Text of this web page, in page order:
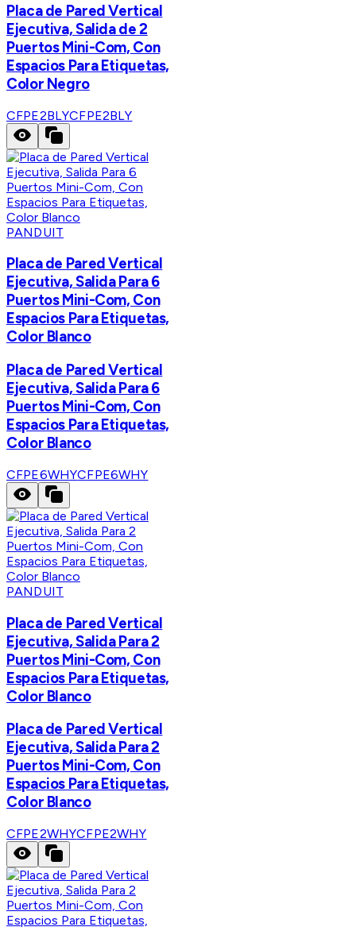
Placa de Pared Vertical
Ejecutiva, Salida de 2
Puertos Mini-Com, Con
Espacios Para Etiquetas,
Color Negro
CFPE2BLYCFPE2BLY
PANDUIT
Placa de Pared Vertical
Ejecutiva, Salida Para 6
Puertos Mini-Com, Con
Espacios Para Etiquetas,
Color Blanco
Placa de Pared Vertical
Ejecutiva, Salida Para 6
Puertos Mini-Com, Con
Espacios Para Etiquetas,
Color Blanco
CFPE6WHYCFPE6WHY
PANDUIT
Placa de Pared Vertical
Ejecutiva, Salida Para 2
Puertos Mini-Com, Con
Espacios Para Etiquetas,
Color Blanco
Placa de Pared Vertical
Ejecutiva, Salida Para 2
Puertos Mini-Com, Con
Espacios Para Etiquetas,
Color Blanco
CFPE2WHYCFPE2WHY